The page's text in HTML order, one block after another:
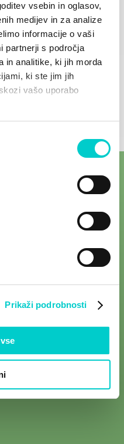
vsebin in oglasov,
medijev in za analize
informacije o vaši
partnerji s področja
in analitike, ki jih morda
ki ste jim jih
vašo uporabo
Prikaži podrobnosti